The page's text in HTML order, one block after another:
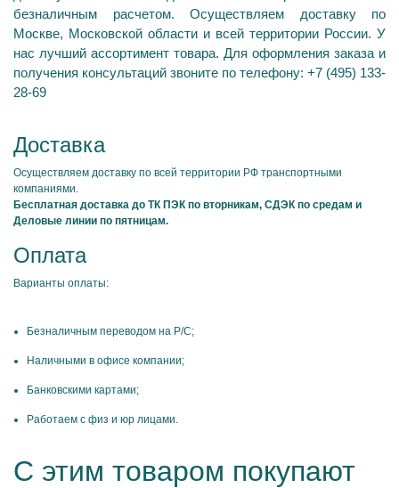
безналичным расчетом. Осуществляем доставку по
Москве, Московской области и всей территории России. У
нас лучший ассортимент товара. Для оформления заказа и
получения консультаций звоните по телефону: +7 (495) 133-
28-69
Доставка
Осуществляем доставку по всей территории РФ транспортными
компаниями.
Бесплатная доставка до ТК ПЭК по вторникам, СДЭК по средам и
Деловые линии по пятницам.
Оплата
Варианты оплаты:
Безналичным переводом на Р/С;
Наличными в офисе компании;
Банковскими картами;
Работаем с физ и юр лицами.
С этим товаром покупают